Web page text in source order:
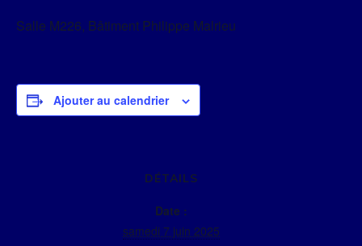
Salle M226, Bâtiment Philippe Malrieu
Ajouter au calendrier
DÉTAILS
Date :
samedi 7 juin 2025